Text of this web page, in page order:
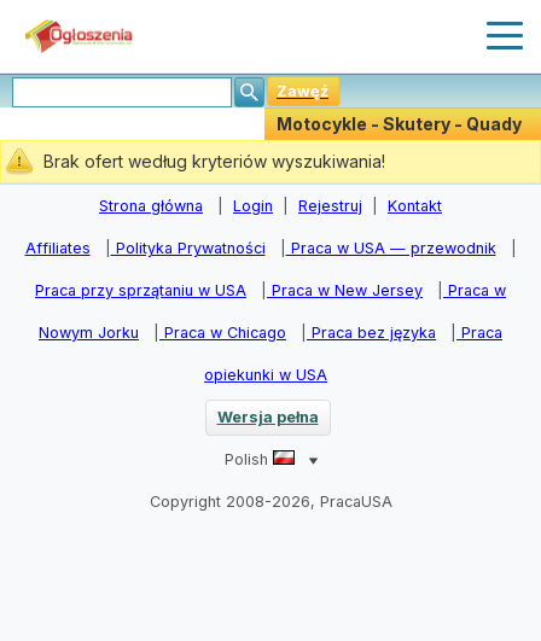
Zawęź
Motocykle - Skutery - Quady
(0)
Stwórz Powiadomiania
Brak ofert według kryteriów wyszukiwania!
Strona główna Login Rejestruj Kontakt
Affiliates Polityka Prywatności Praca w USA — przewodnik|
Praca przy sprzątaniu w USA Praca w New Jersey Praca w
Nowym Jorku Praca w Chicago Praca bez języka Praca
opiekunki w USA
Wersja pełna
Polish
Copyright 2008-2026, PracaUSA